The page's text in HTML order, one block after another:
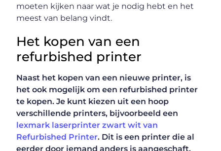
moeten kijken naar wat je nodig hebt en het
meest van belang vindt.
Het kopen van een
refurbished printer
Naast het kopen van een nieuwe printer, is
het ook mogelijk om een refurbished printer
te kopen. Je kunt kiezen uit een hoop
verschillende printers, bijvoorbeeld een
lexmark laserprinter zwart wit van
Refurbished Printer. Dit is een printer die al
eerder door iemand anders is aangeschaft,